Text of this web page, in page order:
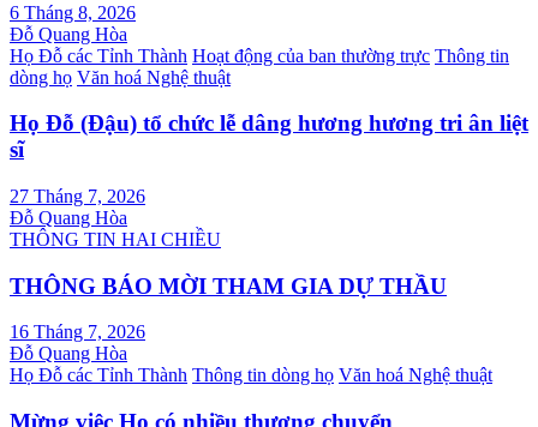
6 Tháng 8, 2026
Đỗ Quang Hòa
Họ Đỗ các Tỉnh Thành Hoạt động của ban thường trực Thông tin
dòng họ Văn hoá Nghệ thuật
Họ Đỗ (Đậu) tổ chức lễ dâng hương hương tri ân liệt
sĩ
27 Tháng 7, 2026
Đỗ Quang Hòa
THÔNG TIN HAI CHIỀU
THÔNG BÁO MỜI THAM GIA DỰ THẦU
16 Tháng 7, 2026
Đỗ Quang Hòa
Họ Đỗ các Tỉnh Thành Thông tin dòng họ Văn hoá Nghệ thuật
Mừng việc Họ có nhiều thượng chuyển